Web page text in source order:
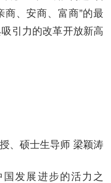
商、安商、富商”的最
引力的改革开放新高
硕士生导师 梁颖涛
发展进步的活力之